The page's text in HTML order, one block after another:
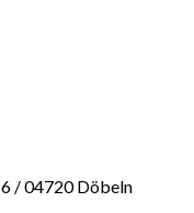
/ 04720 Döbeln